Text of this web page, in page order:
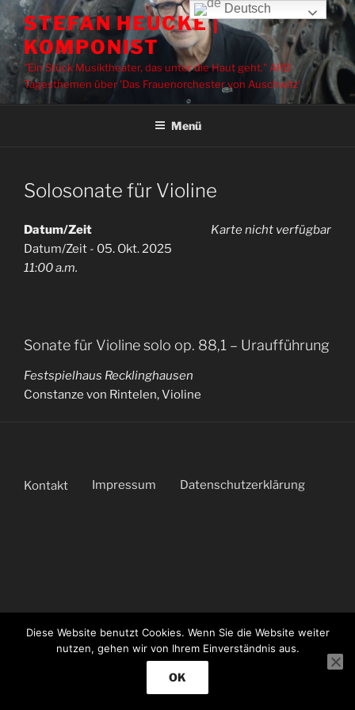
Zum
Inhalt
springen
STEFAN HEUCKE |
KOMPONIST
"Ein Stück Musiktheater, das unter die Haut geht." ARD
Tagesthemen über 'Das Frauenorchester von Auschwitz'
Menü
Solosonate für Violine
Karte nicht verfügbar
Datum/Zeit
Datum/Zeit - 05. Okt. 2025
11:00 a.m.
Sonate für Violine solo op. 88,1 – Uraufführung
Festspielhaus Recklinghausen
Constanze von Rintelen, Violine
Kontakt Impressum Datenschutzerklärung
Deutsch
Diese Website benutzt Cookies. Wenn Sie die Website weiter
nutzen, gehen wir von Ihrem Einverständnis aus.
OK